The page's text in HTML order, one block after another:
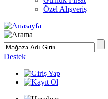
Özel Alışveriş
Destek